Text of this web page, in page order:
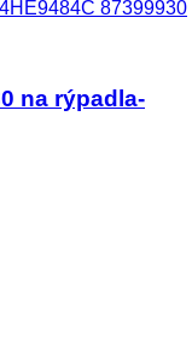
87399930
na rýpadla-